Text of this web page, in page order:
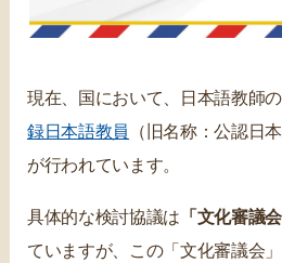
現在、国において、日本語教師
録日本語教員
（旧名称：公認日
が行われています。
具体的な検討協議は 「文化審議会
ていますが、この「文化審議会